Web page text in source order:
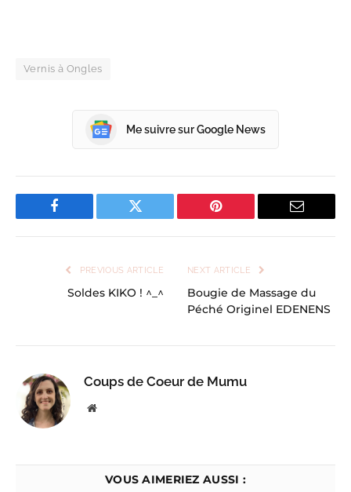
Vernis à Ongles
Me suivre sur Google News
Facebook Twitter Pinterest Email
PREVIOUS ARTICLE
Soldes KIKO ! ^_^
NEXT ARTICLE
Bougie de Massage du
Péché Originel EDENENS
Coups de Coeur de Mumu
Website
VOUS AIMERIEZ AUSSI :